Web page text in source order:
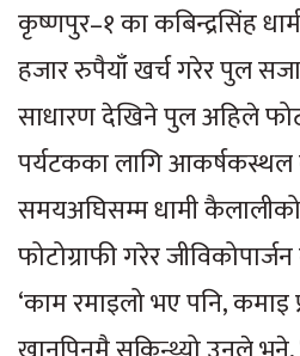
कृष्णपुर–१ का कबिन्द्रसिंह
हजार रुपैयाँ खर्च गरेर पुल
साधारण देखिने पुल अहिले
पर्यटकका लागि
समयअघिसम्म धामी
फोटोग्राफी गरेर
‘काम रमाइलो भए पनि, कमाइ